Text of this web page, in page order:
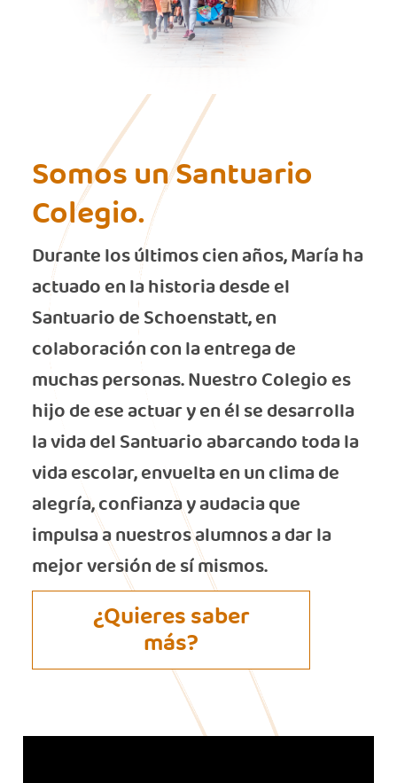
Somos un Santuario
Colegio.
Durante los últimos cien años, María ha
actuado en la historia desde el
Santuario de Schoenstatt, en
colaboración con la entrega de
muchas personas. Nuestro Colegio es
hijo de ese actuar y en él se desarrolla
la vida del Santuario abarcando toda la
vida escolar, envuelta en un clima de
alegría, confianza y audacia que
impulsa a nuestros alumnos a dar la
mejor versión de sí mismos.
¿Quieres saber
más?